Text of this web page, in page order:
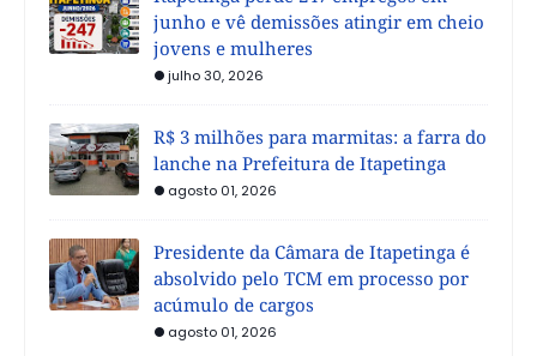
junho e vê demissões atingir em cheio
jovens e mulheres
julho 30, 2026
R$ 3 milhões para marmitas: a farra do
lanche na Prefeitura de Itapetinga
agosto 01, 2026
Presidente da Câmara de Itapetinga é
absolvido pelo TCM em processo por
acúmulo de cargos
agosto 01, 2026